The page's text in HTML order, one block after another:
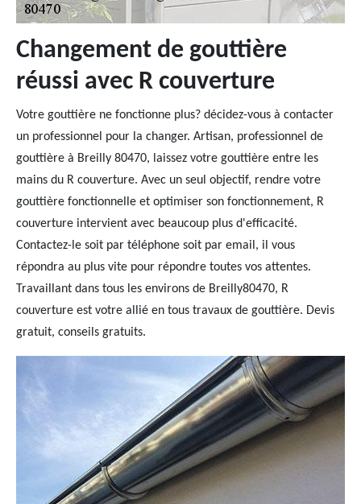
Changement de gouttière
réussi avec R couverture
Votre gouttière ne fonctionne plus? décidez-vous à contacter
un professionnel pour la changer. Artisan, professionnel de
gouttière à Breilly 80470, laissez votre gouttière entre les
mains du R couverture. Avec un seul objectif, rendre votre
gouttière fonctionnelle et optimiser son fonctionnement, R
couverture intervient avec beaucoup plus d'efficacité.
Contactez-le soit par téléphone soit par email, il vous
répondra au plus vite pour répondre toutes vos attentes.
Travaillant dans tous les environs de Breilly80470, R
couverture est votre allié en tous travaux de gouttière. Devis
gratuit, conseils gratuits.